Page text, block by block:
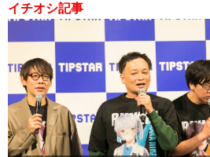
イチオシ記事